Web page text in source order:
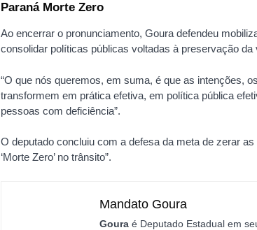
Paraná Morte Zero
Ao encerrar o pronunciamento, Goura defendeu
consolidar políticas públicas voltadas à preservação da
“O que nós queremos, em suma, é que as intenções,
transformem em prática efetiva, em política pública
pessoas com deficiência”.
O deputado concluiu com a defesa da meta de zerar
‘Morte Zero’ no trânsito”.
Mandato Goura
Goura é Deputado Estadual em